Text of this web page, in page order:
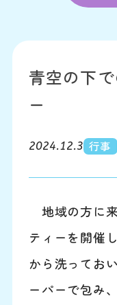
青空の下
ー
2024.12.3 行事
地域の方に
ティーを開催
から洗ってお
ーパーで包み